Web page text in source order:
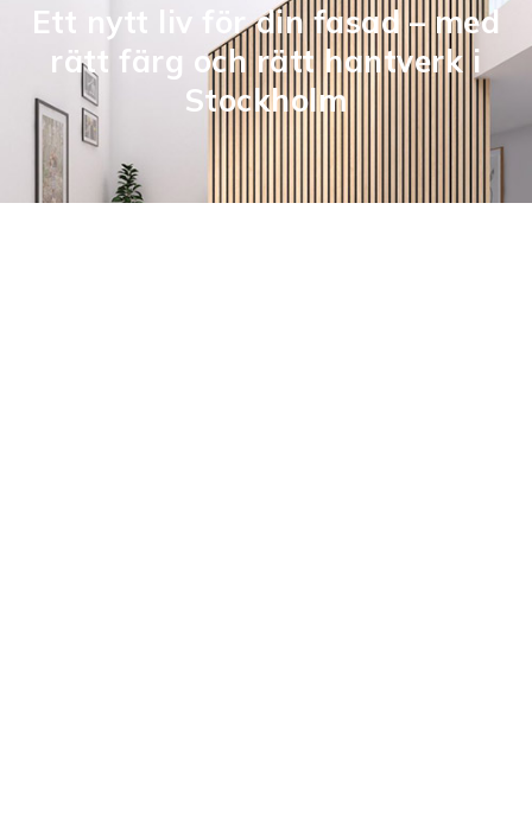
Ett nytt liv för din fasad – med
rätt färg och rätt hantverk i
Stockholm